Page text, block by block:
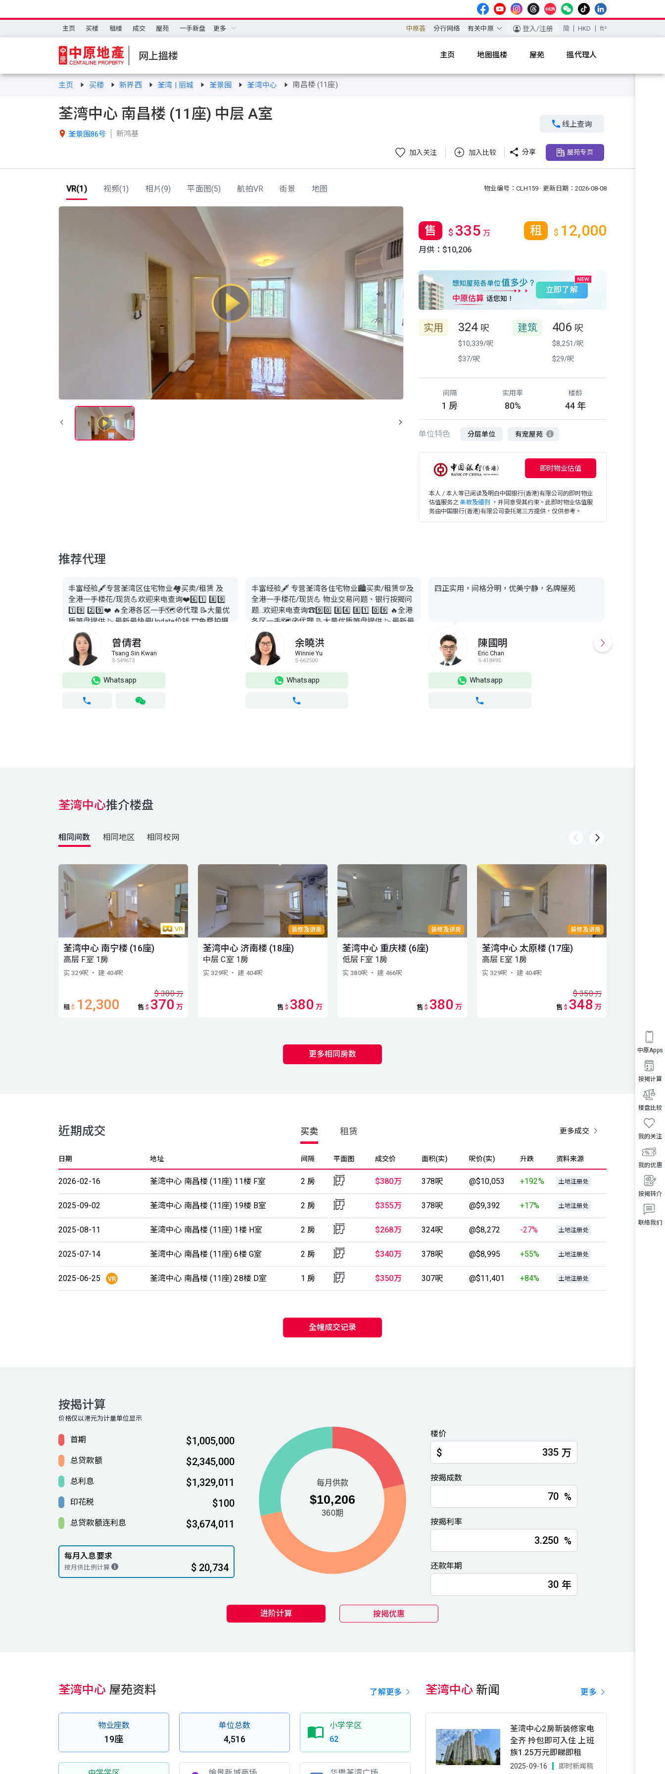
主页 买楼 租楼 成交 屋苑 一手新盘 更多 中原荟 分行网络 有关中原 登入/注册 简 HKD ft²
网上搵楼 主页 地图搵楼 屋苑 搵代理人
联络我们
按揭转介
我的优惠
我的关注
楼盘比较
按揭计算
中原Apps
主页 买楼 新界西 荃湾 | 丽城 荃景围 荃湾中心 南昌楼 (11座)
荃湾中心 南昌楼 (11座) 中层 A室
 荃景围86号 新鸿基
 线上查询
加入关注 加入比较  分享 屋苑专页
VR(1) 视频(1) 相片(9) 平面图(5) 航拍VR 街景 地图 物业编号：CLH159 · 更新日期：2026-08-08
售 $ 335 万 租 $ 12,000
月供：$10,206
立即了解
实用 324 呎
$10,339/呎
$37/呎
建筑 406 呎
$8,251/呎
$29/呎
间隔
1 房
实用率
80%
楼龄
44 年
单位特色 分层单位 有宠屋苑
即时物业估值
本人 / 本人等已阅读及明白中国银行(香港)有限公司的即时物业
估值服务之 条款及细则
，并同意受其约束。此即时物业估值服
务由中国银行(香港)有限公司委托第三方提供，仅供参考。
推荐代理
丰富经验🖋️专营荃湾区住宅物业🏘️买卖/租赁 及
全港一手楼花/现货💪欢迎来电查询❤️6️⃣1️⃣ 8️⃣9️⃣
1️⃣9️⃣ 2️⃣9️⃣❤️ 🔥全港各区一手🗺️🧭代理 📝大量优
质笋盘提供 📉最新最快最Update价钱 🎞️免费拍摄
VR 🐉提供一条龙售后服务 🏦银行按揭 ⚡️水电煤差
饷地租转名 🛠️收楼验楼 👨‍🍼租务管理
曾倩君
Tsang Sin Kwan
S-549673
Whatsapp
丰富经验🖋️ 专营荃湾各住宅物业🏙️买卖/租赁💯及
全港一手楼花/现货💪 物业交易问题、银行按揭问
题…欢迎来电查询☎️9️⃣0️⃣ 8️⃣4️⃣ 8️⃣1️⃣ 0️⃣9️⃣ 🔥全港
各区一手🗺️🧭代理 📝大量优质笋盘提供 📉最新最
快最Update价钱 🤝欢迎行家合作 🎞️免费拍摄VR
🐉提供一条龙售后服务 🏦银行按揭上会 🧑‍💻法律
咨询 ⚡️水电煤差饷地租转名 🛠️收楼验楼 👨‍🍼租务
管理
余曉洪
Winnie Yu
S-662500
Whatsapp
四正实用，间格分明，优美宁静，名牌屋苑
陳國明
Eric Chan
S-418495
Whatsapp
荃湾中心推介楼盘
相同间数 相同地区 相同校网
荃湾中心 南宁楼 (16座)
高层 F室 1房
实 329呎 ・ 建 404呎
$380万
售 $ 370 万
租 $ 12,300
装修及讲房
荃湾中心 济南楼 (18座)
中层 C室 1房
实 329呎 ・ 建 404呎
售 $ 380 万
装修及讲房
荃湾中心 重庆楼 (6座)
低层 F室 1房
实 380呎 ・ 建 466呎
售 $ 380 万
装修及讲房
荃湾中心 太原楼 (17座)
高层 E室 1房
实 329呎 ・ 建 404呎
$350万
售 $ 348 万
更多相同房数
近期成交 买卖 租赁 更多成交
日期 地址 间隔 平面图 成交价 面积(实) 呎价(实) 升跌 资料来源
2026-02-16 荃湾中心 南昌楼 (11座) 11楼 F室 2 房 $380万 378呎 @$10,053 +192% 土地注册处
2025-09-02 荃湾中心 南昌楼 (11座) 19楼 B室 2 房 $355万 378呎 @$9,392 +17% 土地注册处
2025-08-11 荃湾中心 南昌楼 (11座) 1楼 H室 2 房 $268万 324呎 @$8,272 -27% 土地注册处
2025-07-14 荃湾中心 南昌楼 (11座) 6楼 G室 2 房 $340万 378呎 @$8,995 +55% 土地注册处
2025-06-25 荃湾中心 南昌楼 (11座) 28楼 D室 1 房 $350万 307呎 @$11,401 +84% 土地注册处
全幢成交记录
按揭计算
价格仅以港元为计量单位显示
首期 $1,005,000
总贷款额 $2,345,000
总利息 $1,329,011
印花税 $100
总贷款额连利息 $3,674,011
每月入息要求
按月供比例计算 $ 20,734
楼价
$ 万
按揭成数
%
按揭利率
%
还款年期
年
进阶计算 按揭优惠
荃湾中心 屋苑资料 了解更多
物业座数
19座
单位总数
4,516
小学学区
62
荃湾中心 新闻 更多
荃湾中心2房新装修家电
全齐 拎包即可入住 上班
族1.25万元即睇即租
2025-09-16 即时新闻稿